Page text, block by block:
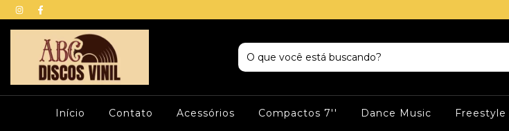
Início Contato Acessórios Compactos 7'' Dance Music Freestyle